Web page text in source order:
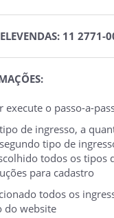
11 2771-
execute o passo-a-
de ingresso, a
tipo de
todos os tipos
para cadastro
todos os
do website